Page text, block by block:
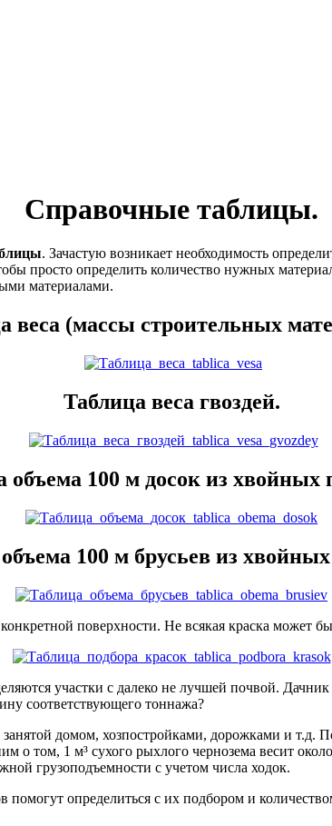
Справочные таблицы.
. Зачастую возникает необходимость
просто определить количество нужных
материалами.
веса (массы строительных
Таблица веса гвоздей.
объема 100 м досок из хвойных
100 м брусьев из хвойных
поверхности. Не всякая краска может
участки с далеко не лучшей почвой.
соответствующего тоннажа?
домом, хозпостройками, дорожками и
о том, 1 м³ сухого рыхлого чернозема весит
грузоподъемности с учетом числа ходок.
помогут определиться с их подбором и